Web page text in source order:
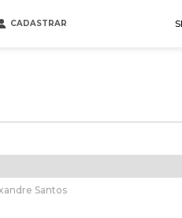
CADASTRAR
Santos